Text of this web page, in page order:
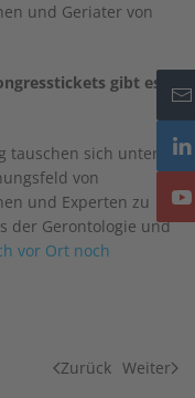
und Geriater von
gibt es
tauschen sich unter
von
und Experten zu
der Gerontologie und
vor Ort noch
Zurück Weiter